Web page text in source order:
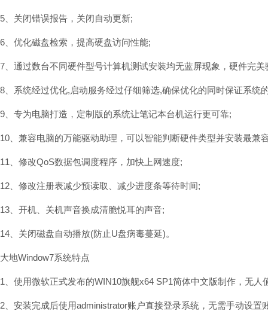
5、关闭错误报告，关闭自动更新;
6、优化磁盘检索，提高硬盘访问性能;
7、通过数台不同硬件型号计算机测试安装均无蓝屏现象，硬件完美
8、系统经过优化,启动服务经过仔细筛选,确保优化的同时保证系统
9、专为电脑打造，定制版的系统让笔记本台机运行更可靠;
10、兼容电脑的万能驱动助理，可以智能判断硬件类型并安装最兼
11、修改QoS数据包调度程序，加快上网速度;
12、修改注册表减少预读取、减少进度条等待时间;
13、开机、关机声音换成清脆悦耳的声音;
14、关闭磁盘自动播放(防止U盘病毒蔓延)。
大地Window7系统特点
1、使用微软正式发布的WIN10旗舰x64 SP1简体中文版制作，无人
2、安装完成后使用administrator账户直接登录系统，无需手动设置